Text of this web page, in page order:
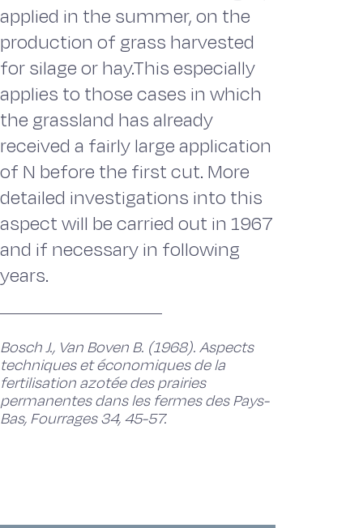
applied in the summer, on the
production of grass harvested
for silage or hay.This especially
applies to those cases in which
the grassland has already
received a fairly large application
of N before the first cut. More
detailed investigations into this
aspect will be carried out in 1967
and if necessary in following
years.
Bosch J., Van Boven B. (1968). Aspects
techniques et économiques de la
fertilisation azotée des prairies
permanentes dans les fermes des Pays-
Bas, Fourrages 34, 45-57.